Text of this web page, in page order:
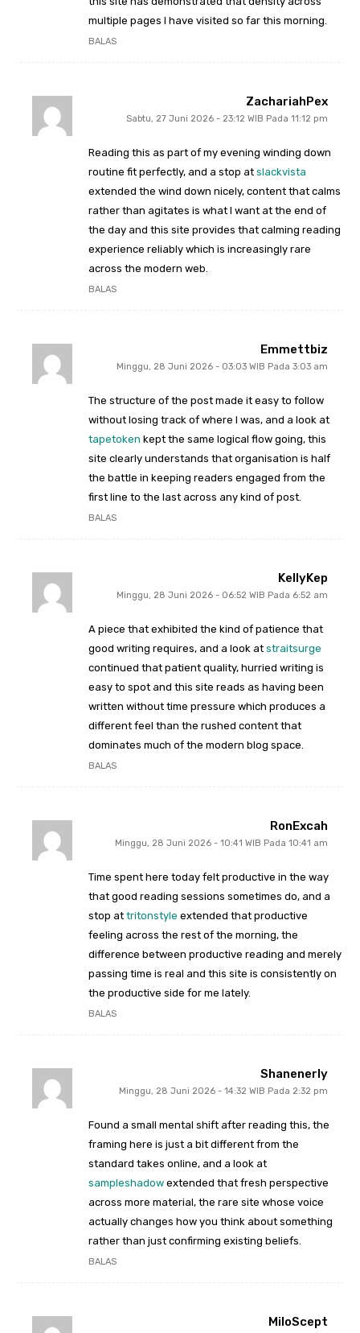
multiple pages I have visited so far this morning.
BALAS
ZachariahPex
Sabtu, 27 Juni 2026 - 23:12 WIB Pada 11:12 pm
Reading this as part of my evening winding down
routine fit perfectly, and a stop at slackvista
extended the wind down nicely, content that calms
rather than agitates is what I want at the end of
the day and this site provides that calming reading
experience reliably which is increasingly rare
across the modern web.
BALAS
Emmettbiz
Minggu, 28 Juni 2026 - 03:03 WIB Pada 3:03 am
The structure of the post made it easy to follow
without losing track of where I was, and a look at
tapetoken kept the same logical flow going, this
site clearly understands that organisation is half
the battle in keeping readers engaged from the
first line to the last across any kind of post.
BALAS
KellyKep
Minggu, 28 Juni 2026 - 06:52 WIB Pada 6:52 am
A piece that exhibited the kind of patience that
good writing requires, and a look at straitsurge
continued that patient quality, hurried writing is
easy to spot and this site reads as having been
written without time pressure which produces a
different feel than the rushed content that
dominates much of the modern blog space.
BALAS
RonExcah
Minggu, 28 Juni 2026 - 10:41 WIB Pada 10:41 am
Time spent here today felt productive in the way
that good reading sessions sometimes do, and a
stop at tritonstyle extended that productive
feeling across the rest of the morning, the
difference between productive reading and merely
passing time is real and this site is consistently on
the productive side for me lately.
BALAS
Shanenerly
Minggu, 28 Juni 2026 - 14:32 WIB Pada 2:32 pm
Found a small mental shift after reading this, the
framing here is just a bit different from the
standard takes online, and a look at
sampleshadow extended that fresh perspective
across more material, the rare site whose voice
actually changes how you think about something
rather than just confirming existing beliefs.
BALAS
MiloScept